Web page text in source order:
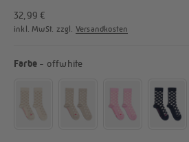
Angebot
32,99 €
inkl. MwSt. zzgl. Versandkosten
Farbe - offwhiteFarbe